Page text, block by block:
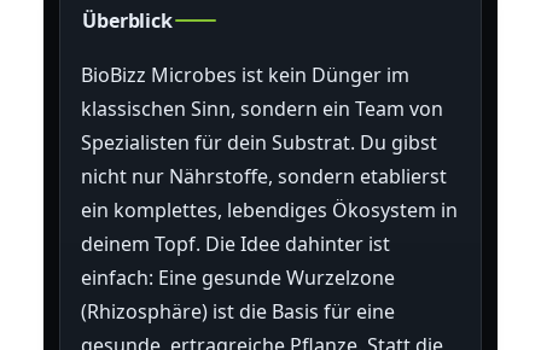
Überblick
BioBizz Microbes ist kein Dünger im
klassischen Sinn, sondern ein Team von
Spezialisten für dein Substrat. Du gibst
nicht nur Nährstoffe, sondern etablierst
ein komplettes, lebendiges Ökosystem in
deinem Topf. Die Idee dahinter ist
einfach: Eine gesunde Wurzelzone
(Rhizosphäre) ist die Basis für eine